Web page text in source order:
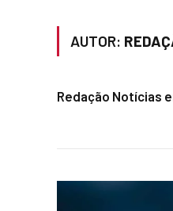
AUTOR:
Redação Notícias